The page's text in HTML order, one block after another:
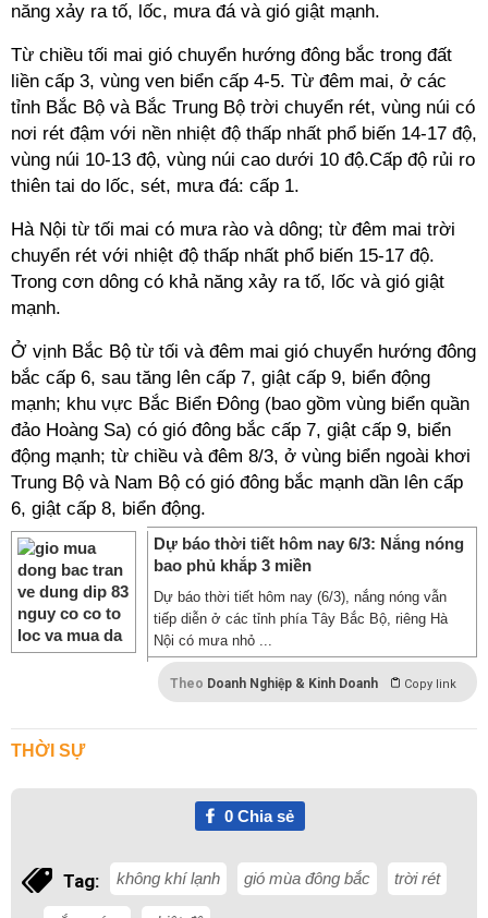
năng xảy ra tố, lốc, mưa đá và gió giật mạnh.
Từ chiều tối mai gió chuyển hướng đông bắc trong đất
liền cấp 3, vùng ven biển cấp 4-5. Từ đêm mai, ở các
tỉnh Bắc Bộ và Bắc Trung Bộ trời chuyển rét, vùng núi có
nơi rét đậm với nền nhiệt độ thấp nhất phổ biến 14-17 độ,
vùng núi 10-13 độ, vùng núi cao dưới 10 độ.Cấp độ rủi ro
thiên tai do lốc, sét, mưa đá: cấp 1.
Hà Nội từ tối mai có mưa rào và dông; từ đêm mai trời
chuyển rét với nhiệt độ thấp nhất phổ biến 15-17 độ.
Trong cơn dông có khả năng xảy ra tố, lốc và gió giật
mạnh.
Ở vịnh Bắc Bộ từ tối và đêm mai gió chuyển hướng đông
bắc cấp 6, sau tăng lên cấp 7, giật cấp 9, biển động
mạnh; khu vực Bắc Biển Đông (bao gồm vùng biển quần
đảo Hoàng Sa) có gió đông bắc cấp 7, giật cấp 9, biển
động mạnh; từ chiều và đêm 8/3, ở vùng biển ngoài khơi
Trung Bộ và Nam Bộ có gió đông bắc mạnh dần lên cấp
6, giật cấp 8, biển động.
Dự báo thời tiết hôm nay 6/3: Nắng nóng
bao phủ khắp 3 miền
Dự báo thời tiết hôm nay (6/3), nắng nóng vẫn
tiếp diễn ở các tỉnh phía Tây Bắc Bộ, riêng Hà
Nội có mưa nhỏ ...
Theo Doanh Nghiệp & Kinh Doanh Copy link
THỜI SỰ
0Chia sẻ
Tag: không khí lạnh gió mùa đông bắc trời rét